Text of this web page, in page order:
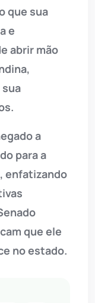
que sua
e
abrir mão
a
para a
enfatizando
que ele
no estado.